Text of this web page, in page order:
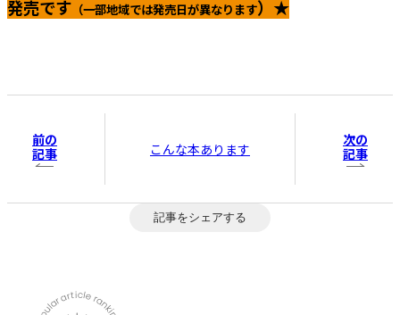
発売です （一部地域では発売日が異なります）★
前の
記事
こんな本あります
次の
記事
記事をシェアする